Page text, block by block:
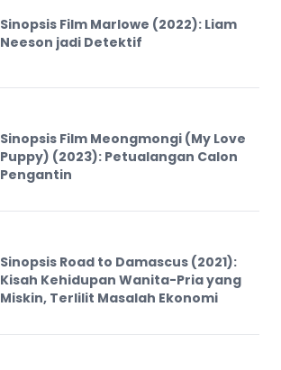
Sinopsis Film Marlowe (2022): Liam
Neeson jadi Detektif
Sinopsis Film Meongmongi (My Love
Puppy) (2023): Petualangan Calon
Pengantin
Sinopsis Road to Damascus (2021):
Kisah Kehidupan Wanita-Pria yang
Miskin, Terlilit Masalah Ekonomi